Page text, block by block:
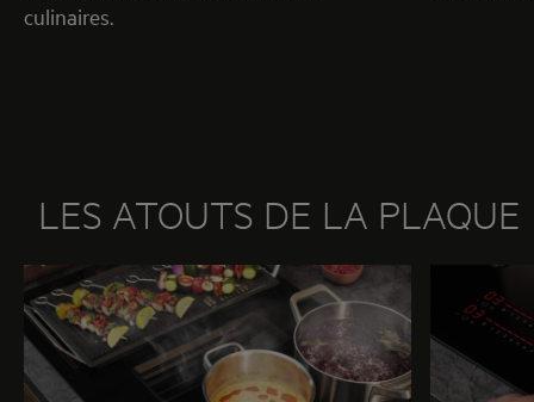
culinaires.​
LES ATOUTS DE LA PLAQUE